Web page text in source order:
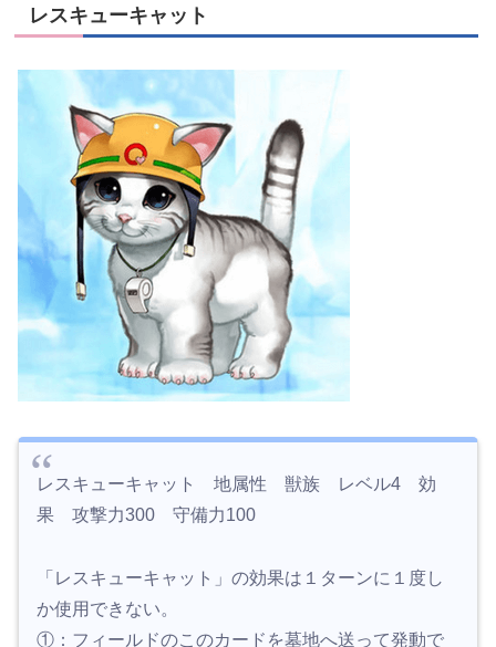
レスキューキャット
レスキューキャット 地属性 獣族 レベル4 効
果 攻撃力300 守備力100
「レスキューキャット」の効果は１ターンに１度し
か使用できない。
①：フィールドのこのカードを墓地へ送って発動で